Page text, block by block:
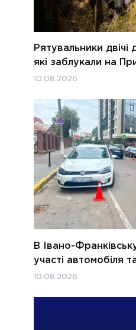
Рятувальники
які заблукали на
10.08.2026
В Івано-
участі автомобіля
10.08.2026